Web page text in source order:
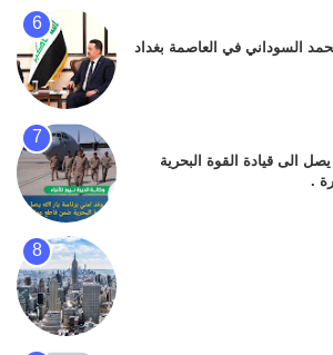
السوداني في العاصمة بغداد
الى قيادة القوة البحرية
.